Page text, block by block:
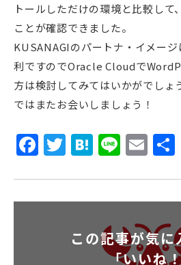
トールしただけの環境と比較して
ことが確認できました。
KUSANAGIのパートナ・イメー
利ですのでOracle Cloudで
方は検討してみてはいかがでしょ
ではまたお会いしましょう！
Facebook
Twitter
Hatena
Line
この記事が気に
「いいね